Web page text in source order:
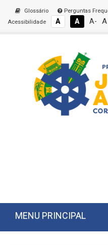
Glossário Perguntas
Acessibilidade
A A A- A
MENU PRINCIPAL